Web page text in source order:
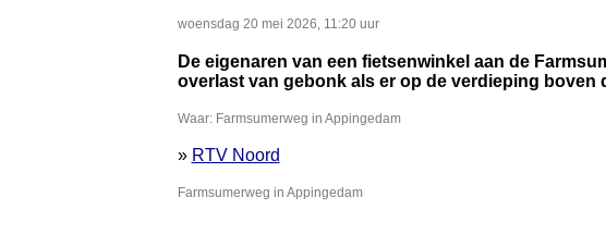
woensdag 20 mei 2026, 11:20 uur
De eigenaren van een fietsenwinkel aan de
overlast van gebonk als er op de verdieping boven
Waar: Farmsumerweg in Appingedam
» RTV Noord
Farmsumerweg in Appingedam